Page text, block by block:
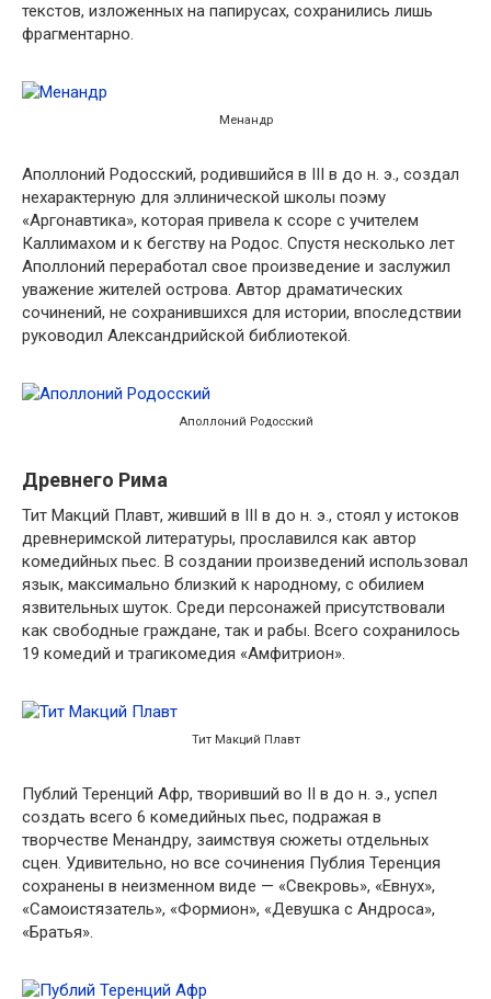
текстов, изложенных на папирусах, сохранились лишь
фрагментарно.
Менандр
Аполлоний Родосский, родившийся в III в до н. э., создал
нехарактерную для эллинической школы поэму
«Аргонавтика», которая привела к ссоре с учителем
Каллимахом и к бегству на Родос. Спустя несколько лет
Аполлоний переработал свое произведение и заслужил
уважение жителей острова. Автор драматических
сочинений, не сохранившихся для истории, впоследствии
руководил Александрийской библиотекой.
Аполлоний Родосский
Древнего Рима
Тит Макций Плавт, живший в III в до н. э., стоял у истоков
древнеримской литературы, прославился как автор
комедийных пьес. В создании произведений использовал
язык, максимально близкий к народному, с обилием
язвительных шуток. Среди персонажей присутствовали
как свободные граждане, так и рабы. Всего сохранилось
19 комедий и трагикомедия «Амфитрион».
Тит Макций Плавт
Публий Теренций Афр, творивший во II в до н. э., успел
создать всего 6 комедийных пьес, подражая в
творчестве Менандру, заимствуя сюжеты отдельных
сцен. Удивительно, но все сочинения Публия Теренция
сохранены в неизменном виде — «Свекровь», «Евнух»,
«Самоистязатель», «Формион», «Девушка с Андроса»,
«Братья».